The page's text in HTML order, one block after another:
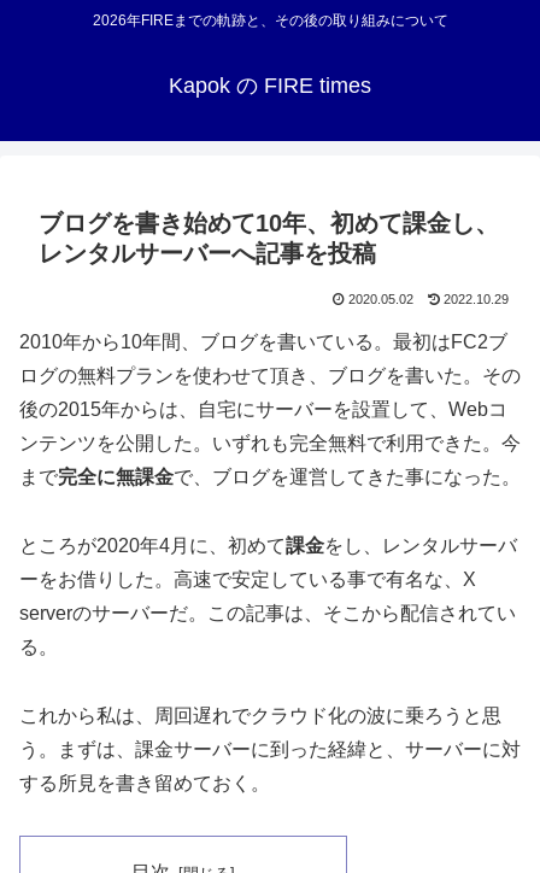
2026年FIREまでの軌跡と、その後の取り組みについて
Kapok の FIRE times
ブログを書き始めて10年、初めて課金し、
レンタルサーバーへ記事を投稿
2020.05.02 2022.10.29
2010年から10年間、ブログを書いている。最初はFC2ブ
ログの無料プランを使わせて頂き、ブログを書いた。その
後の2015年からは、自宅にサーバーを設置して、Webコ
ンテンツを公開した。いずれも完全無料で利用できた。今
まで完全に無課金で、ブログを運営してきた事になった。
ところが2020年4月に、初めて課金をし、レンタルサーバ
ーをお借りした。高速で安定している事で有名な、X
serverのサーバーだ。この記事は、そこから配信されてい
る。
これから私は、周回遅れでクラウド化の波に乗ろうと思
う。まずは、課金サーバーに到った経緯と、サーバーに対
する所見を書き留めておく。